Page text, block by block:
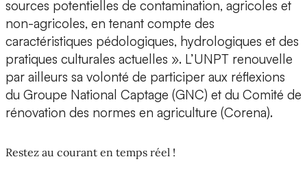
sources potentielles de contamination, agricoles et
non-agricoles, en tenant compte des
caractéristiques pédologiques, hydrologiques et des
pratiques culturales actuelles ». L’UNPT renouvelle
par ailleurs sa volonté de participer aux réflexions
du Groupe National Captage (GNC) et du Comité de
rénovation des normes en agriculture (Corena).
Restez au courant en temps réel !